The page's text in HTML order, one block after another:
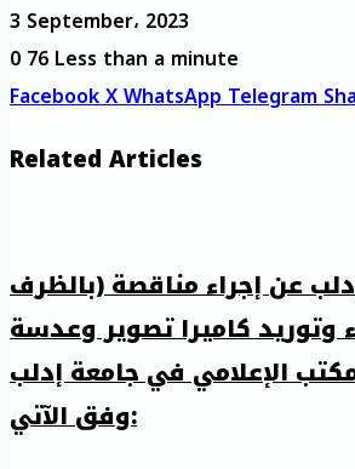
3 September، 2023
076Less than a minute
FacebookXWhatsAppTelegram
Related Articles
عن إجراء مناقصة (بالظرف
وتوريد كاميرا تصوير وعدسة
الإعلامي في جامعة إدلب
وفق الآتي: